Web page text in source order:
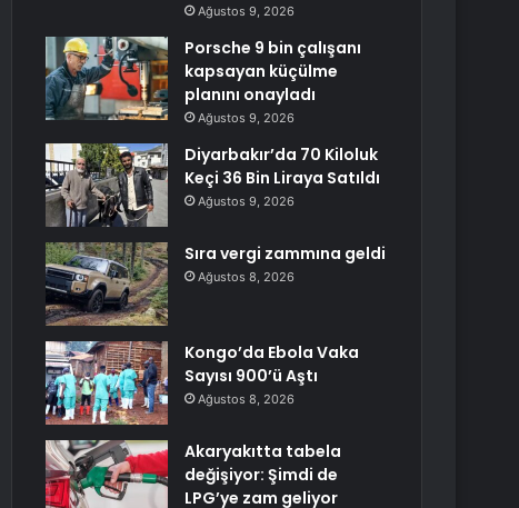
Ağustos 9, 2026
Porsche 9 bin çalışanı
kapsayan küçülme
planını onayladı
Ağustos 9, 2026
Diyarbakır’da 70 Kiloluk
Keçi 36 Bin Liraya Satıldı
Ağustos 9, 2026
Sıra vergi zammına geldi
Ağustos 8, 2026
Kongo’da Ebola Vaka
Sayısı 900’ü Aştı
Ağustos 8, 2026
Akaryakıtta tabela
değişiyor: Şimdi de
LPG’ye zam geliyor